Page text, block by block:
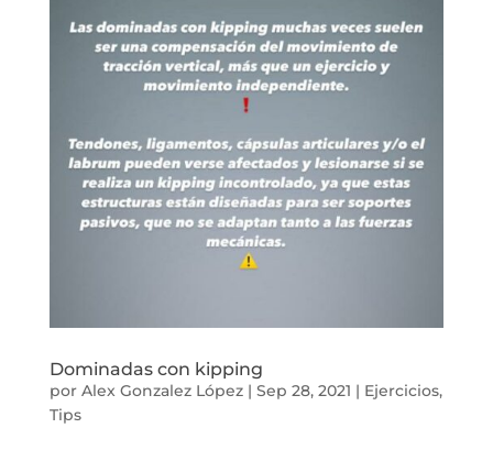
Dominadas con kipping
por Alex Gonzalez López| Sep 28, 2021 | Ejercicios,
Tips